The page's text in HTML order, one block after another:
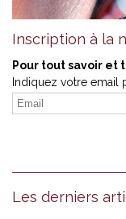
Inscription à la
Pour tout savoir et
Indiquez votre email
Les derniers